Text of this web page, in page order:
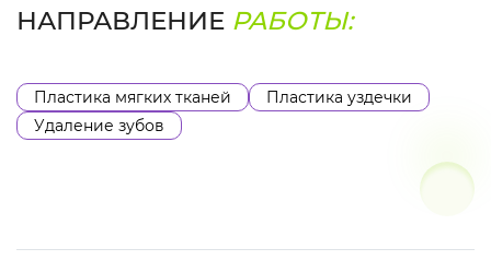
НАПРАВЛЕНИЕ РАБОТЫ:
Пластика мягких тканей
Пластика уздечки
Удаление зубов